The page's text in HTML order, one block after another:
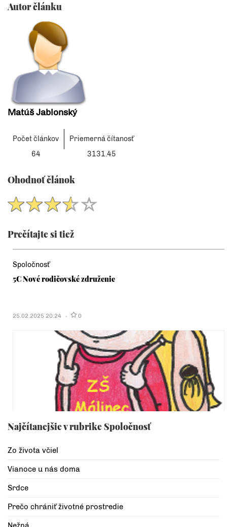
Autor článku
Matúš Jablonský
Počet článkov
Priemerná čítanosť
64
3131.45
Ohodnoť článok
Prečítajte si tiež
Spoločnosť
5C Nové rodičovské združenie
25.02.2025 20:24 0
Najčítanejšie v rubrike Spoločnosť
Zo života včiel
Vianoce u nás doma
Srdce
Prečo chrániť životné prostredie